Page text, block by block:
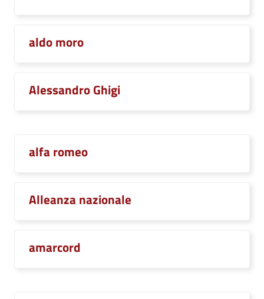
aldo moro
Alessandro Ghigi
alfa romeo
Alleanza nazionale
amarcord